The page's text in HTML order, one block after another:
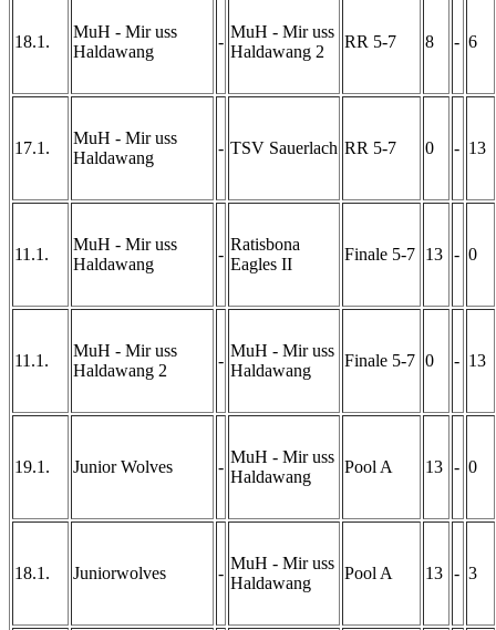
18.1.
MuH - Mir uss
Haldawang
-
MuH - Mir uss
Haldawang 2
RR 5-7 8 - 6
17.1.
MuH - Mir uss
Haldawang
- TSV Sauerlach RR 5-7 0 - 13
11.1.
MuH - Mir uss
Haldawang
-
Ratisbona
Eagles II
Finale 5-7 13 - 0
11.1.
MuH - Mir uss
Haldawang 2
-
MuH - Mir uss
Haldawang
Finale 5-7 0 - 13
19.1. Junior Wolves -
MuH - Mir uss
Haldawang
Pool A 13 - 0
18.1. Juniorwolves -
MuH - Mir uss
Haldawang
Pool A 13 - 3